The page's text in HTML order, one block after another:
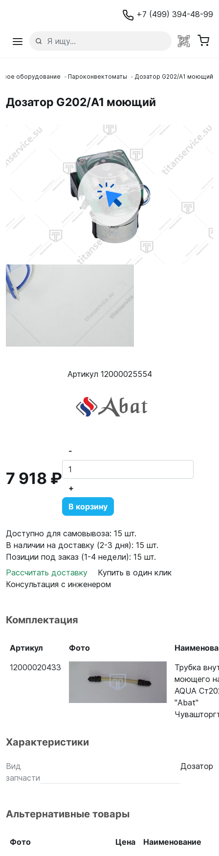
+7 (499) 394-48-99
оборудование Пароконвектоматы Дозатор G202/A1 моющий
Дозатор G202/A1 моющий
Артикул 12000025554
7 918 ₽
-
+
В корзину
Доступно для самовывоза: 15 шт.
В наличии на доставку (2-3 дня): 15 шт.
Позиции под заказ (1-4 недели): 15 шт.
Рассчитать доставку
Купить в один клик
Консультация с инженером
Комплектация
Артикул Фото
12000020433
Трубка
моющего
AQUA
"Abat"
Характеристики
Вид
запчасти
Дозатор
Альтернативные товары
Фото Цена
Наименование